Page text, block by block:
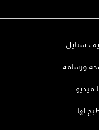
ستايل
ورشاقة
فيديو
لها